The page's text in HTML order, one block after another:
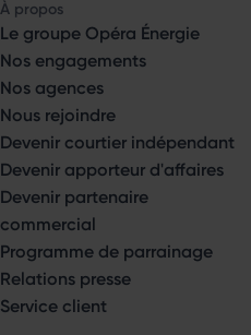
À propos
Le groupe Opéra Énergie
Nos engagements
Nos agences
Nous rejoindre
Devenir courtier indépendant
Devenir apporteur d'affaires
Devenir partenaire
commercial
Programme de parrainage
Relations presse
Service client